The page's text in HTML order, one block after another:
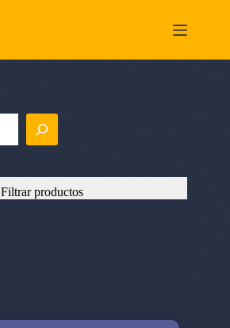
Filtrar productos